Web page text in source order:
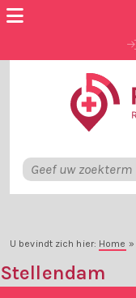
U bevindt zich hier: Home »
Stellendam